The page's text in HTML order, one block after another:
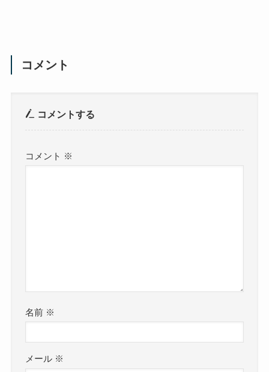
コメント
コメントする
コメント ※
名前 ※
メール ※